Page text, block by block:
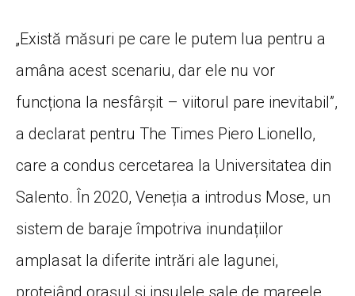
„Există măsuri pe care le putem lua pentru a
amâna acest scenariu, dar ele nu vor
funcționa la nesfârșit – viitorul pare inevitabil”,
a declarat pentru The Times Piero Lionello,
care a condus cercetarea la Universitatea din
Salento. În 2020, Veneția a introdus Mose, un
sistem de baraje împotriva inundațiilor
amplasat la diferite intrări ale lagunei,
protejând orașul și insulele sale de mareele